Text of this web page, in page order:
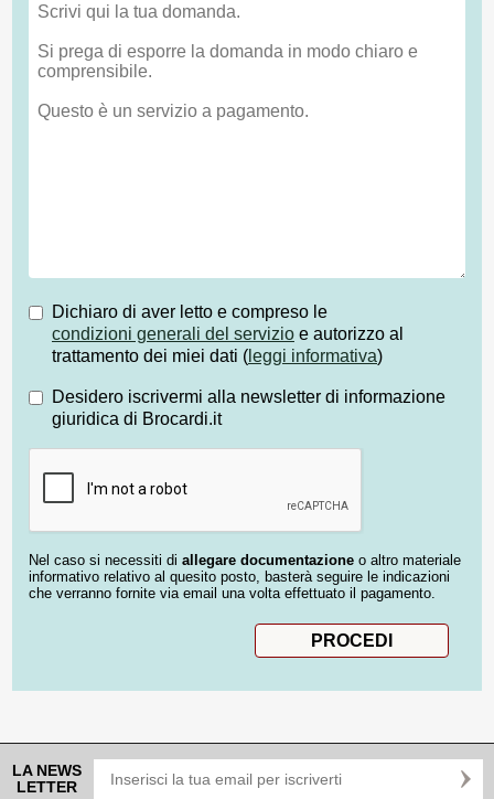
Dichiaro di aver letto e compreso le
condizioni generali del servizio e autorizzo al
trattamento dei miei dati ( leggi informativa)
Desidero iscrivermi alla newsletter di informazione
giuridica di Brocardi.it
Nel caso si necessiti di allegare documentazione o altro materiale
informativo relativo al quesito posto, basterà seguire le indicazioni
che verranno fornite via email una volta effettuato il pagamento.
LA NEWS
LETTER